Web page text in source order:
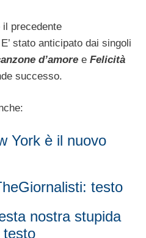
precedente
stato anticipato dai singoli
d’amore e Felicità
successo.
York è il nuovo
testo
nostra stupida
testo